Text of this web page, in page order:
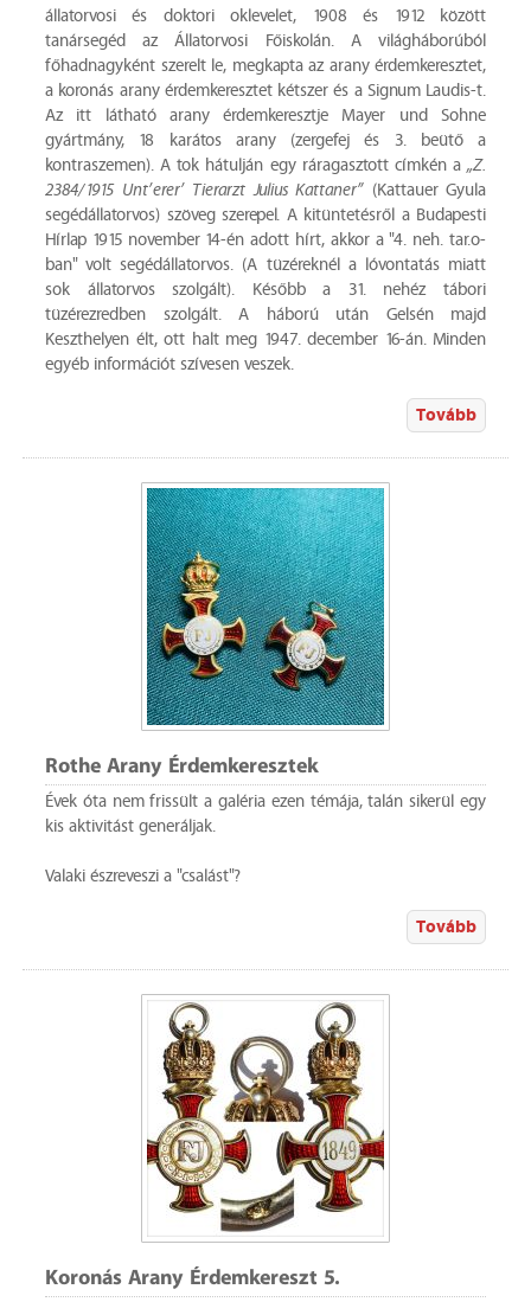
állatorvosi és doktori oklevelet, 1908 és 1912 között
tanársegéd az Állatorvosi Főiskolán. A világháborúból
főhadnagyként szerelt le, megkapta az arany érdemkeresztet,
a koronás arany érdemkeresztet kétszer és a Signum Laudis-t.
Az itt látható arany érdemkeresztje Mayer und Sohne
gyártmány, 18 karátos arany (zergefej és 3. beütő a
kontraszemen). A tok hátulján egy ráragasztott címkén a „Z.
2384/1915 Unt’erer’ Tierarzt Julius Kattaner” (Kattauer Gyula
segédállatorvos) szöveg szerepel. A kitüntetésről a Budapesti
Hírlap 1915 november 14-én adott hírt, akkor a "4. neh. tar.o-
ban" volt segédállatorvos. (A tüzéreknél a lóvontatás miatt
sok állatorvos szolgált). Később a 31. nehéz tábori
tüzérezredben szolgált. A háború után Gelsén majd
Keszthelyen élt, ott halt meg 1947. december 16-án. Minden
egyéb információt szívesen veszek.
Tovább
Rothe Arany Érdemkeresztek
Évek óta nem frissült a galéria ezen témája, talán sikerül egy
kis aktivitást generáljak.
Valaki észreveszi a "csalást"?
Tovább
Koronás Arany Érdemkereszt 5.